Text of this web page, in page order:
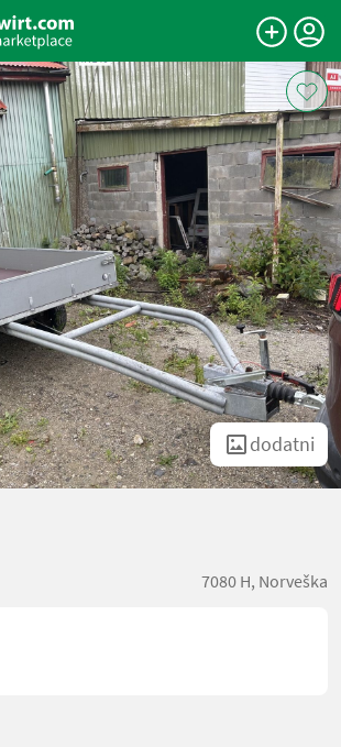
dodatni
7080 H, Norveška